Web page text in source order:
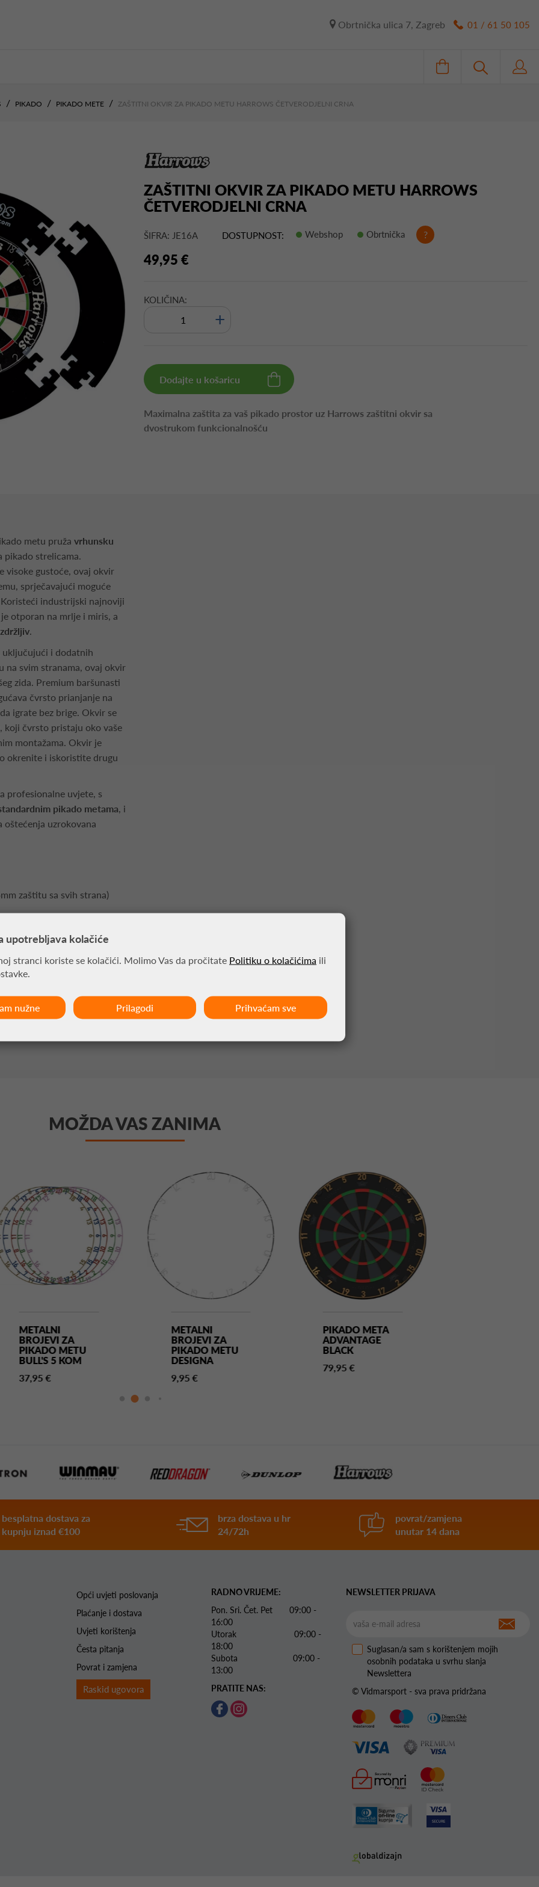
Obrtnička ulica 7, Zagreb 01 / 61 50 105
PIKADO PIKADO METE ZAŠTITNI OKVIR ZA PIKADO METU HARROWS ČETVERODJELNI CRNA
ZAŠTITNI OKVIR ZA PIKADO METU HARROWS
ČETVERODJELNI CRNA
ŠIFRA: JE16A DOSTUPNOST: Webshop Obrtnička ?
49,95 €
KOLIČINA:
+
Dodajte u košaricu
Maximalna zaštita za vaš pikado prostor uz Harrows zaštitni okvir sa
dvostrukom funkcionalnošću
metu pruža vrhunsku
pikado strelicama.
visoke gustoće, ovaj okvir
sprječavajući moguće
industrijski najnoviji
otporan na mrlje i miris, a
.
uključujući i dodatnih
na svim stranama, ovaj okvir
zida. Premium baršunasti
čvrsto prianjanje na
igrate bez brige. Okvir se
, koji čvrsto pristaju oko vaše
montažama. Okvir je
okrenite i iskoristite drugu
profesionalne uvjete, s
pikado metama, i
uzrokovana
zaštitu sa svih strana)
zidova
za dodatnim alatima
MOŽDA VAS ZANIMA
METALNI
BROJEVI ZA
PIKADO METU
BULL'S 5 KOM
37,95 €
METALNI
BROJEVI ZA
PIKADO METU
DESIGNA
9,95 €
PIKADO META
ADVANTAGE
BLACK
79,95 €
besplatna dostava za
kupnju iznad €100
brza dostava u hr
24/72h
povrat/zamjena
unutar 14 dana
Opći uvjeti poslovanja
Plaćanje i dostava
Uvjeti korištenja
Česta pitanja
Povrat i zamjena
Raskid ugovora
RADNO VRIJEME:
Pon. Sri. Čet. Pet 09:00 -
16:00
Utorak 09:00 -
18:00
Subota 09:00 -
13:00
PRATITE NAS:
NEWSLETTER PRIJAVA
Suglasan/a sam s korištenjem mojih
osobnih podataka u svrhu slanja
Newslettera
© Vidmarsport - sva prava pridržana
upotrebljava kolačiće
stranci koriste se kolačići. Molimo Vas da pročitate Politiku o kolačićima ili
nužne Prilagodi Prihvaćam sve